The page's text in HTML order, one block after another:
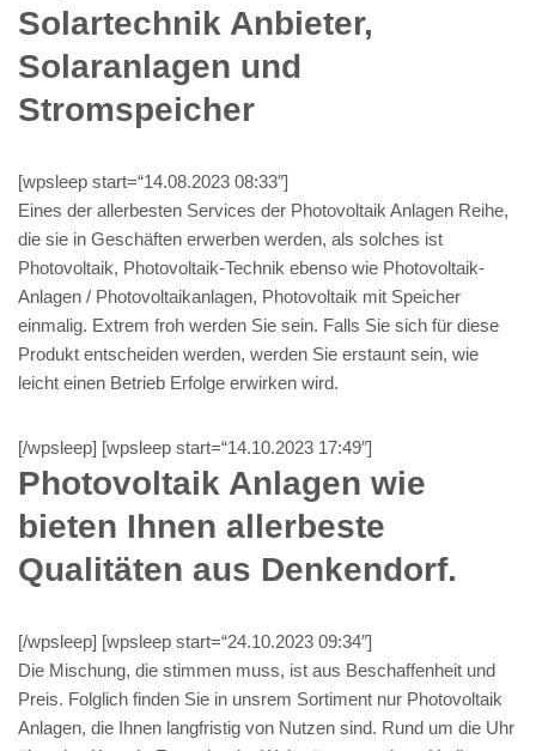
Solartechnik Anbieter,
Solaranlagen und
Stromspeicher
[wpsleep start=“14.08.2023 08:33″]
Eines der allerbesten Services der Photovoltaik Anlagen Reihe,
die sie in Geschäften erwerben werden, als solches ist
Photovoltaik, Photovoltaik-Technik ebenso wie Photovoltaik-
Anlagen / Photovoltaikanlagen, Photovoltaik mit Speicher
einmalig. Extrem froh werden Sie sein. Falls Sie sich für diese
Produkt entscheiden werden, werden Sie erstaunt sein, wie
leicht einen Betrieb Erfolge erwirken wird.
[/wpsleep] [wpsleep start=“14.10.2023 17:49″]
Photovoltaik Anlagen wie
bieten Ihnen allerbeste
Qualitäten aus Denkendorf.
[/wpsleep] [wpsleep start=“24.10.2023 09:34″]
Die Mischung, die stimmen muss, ist aus Beschaffenheit und
Preis. Folglich finden Sie in unsrem Sortiment nur Photovoltaik
Anlagen, die Ihnen langfristig von Nutzen sind. Rund um die Uhr